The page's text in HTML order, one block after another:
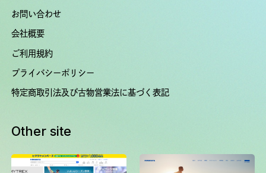
お問い合わせ
会社概要
ご利用規約
プライバシーポリシー
特定商取引法及び古物営業法に基づく表記
Other site